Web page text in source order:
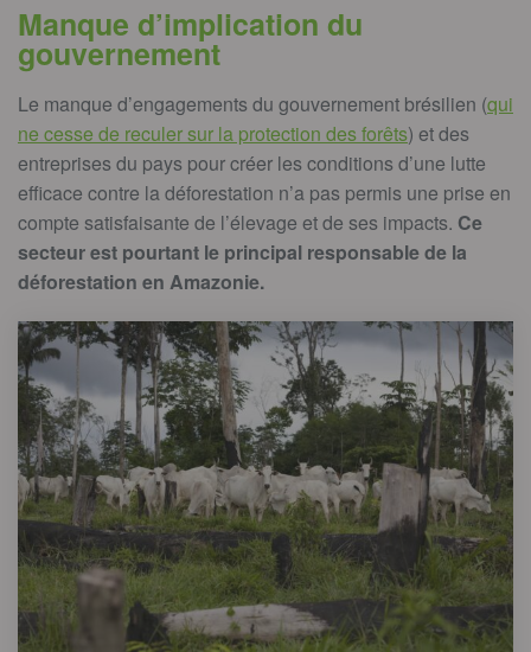
Manque d’implication du
gouvernement
Le manque d’engagements du gouvernement brésilien (qui
ne cesse de reculer sur la protection des forêts) et des
entreprises du pays pour créer les conditions d’une lutte
efficace contre la déforestation n’a pas permis une prise en
compte satisfaisante de l’élevage et de ses impacts. Ce
secteur est pourtant le principal responsable de la
déforestation en Amazonie.